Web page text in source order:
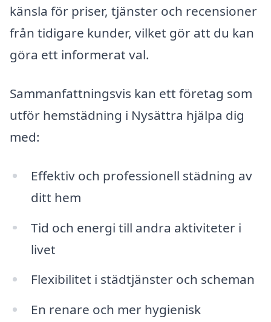
känsla för priser, tjänster och recensioner
från tidigare kunder, vilket gör att du kan
göra ett informerat val.
Sammanfattningsvis kan ett företag som
utför hemstädning i Nysättra hjälpa dig
med:
Effektiv och professionell städning av
ditt hem
Tid och energi till andra aktiviteter i
livet
Flexibilitet i städtjänster och scheman
En renare och mer hygienisk